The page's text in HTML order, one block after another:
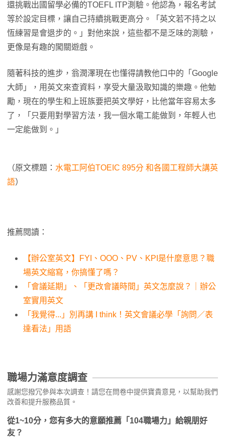
還挑戰出國留學必備的TOEFL ITP測驗。他認為，報名考試
等於設定目標，讓自己持續挑戰更高分。「英文若不持之以
恆練習是會退步的。」對他來說，這些都不是乏味的測驗，
更像是有趣的闖關遊戲。
隨著科技的進步，翁潤澤現在也懂得請教他口中的「Google
大師」，用英文來查資料，享受大量汲取知識的樂趣。他勉
勵，現在的學生和上班族要把英文學好，比他當年容易太多
了，「只要用對學習方法，我一個水電工能做到，年輕人也
一定能做到。」
（原文標題： 水電工阿伯TOEIC 895分 和各國工程師大講英
語）
推薦閱讀：
【辦公室英文】FYI、OOO、PV、KPI是什麼意思？職
場英文縮寫，你搞懂了嗎？
「會議延期」、「更改會議時間」英文怎麼說？｜辦公
室實用英文
「我覺得...」別再講 I think！英文會議必學「詢問／表
達看法」用語
職場力滿意度調查
感謝您撥冗參與本次調查！請您在問卷中提供寶貴意見，以幫助我們
改善和提升服務品質。
從1~10分，您有多大的意願推薦「104職場力」給親朋好
友？